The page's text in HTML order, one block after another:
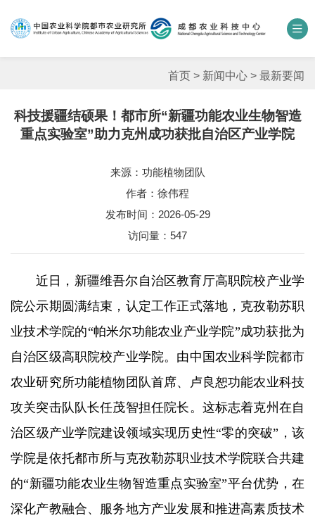
中国农业科学院 科研期刊
单位概况
合作交流
研究生培养
党建文化
农科研学
园区服务
首页 > 新闻中心 > 最新要闻
科技援疆结硕果！都市所“新疆功能农业生物智造
重点实验室”助力克州成功获批自治区产业学院
来源：功能植物团队
作者：徐伟程
发布时间：2026-05-29
访问量： 547
近日，新疆维吾尔自治区教育厅高职院校产业学
院公示期圆满结束，认定工作正式落地，克孜勒苏职
业技术学院的“帕米尔功能农业产业学院”成功获批为
自治区级高职院校产业学院。由中国农业科学院都市
农业研究所功能植物团队首席、卢良恕功能农业科技
攻关突击队队长任茂智担任院长。这标志着克州在自
治区级产业学院建设领域实现历史性“零的突破”，该
学院是依托都市所与克孜勒苏职业技术学院联合共建
的“新疆功能农业生物智造重点实验室”平台优势，在
深化产教融合、服务地方产业发展和推进高素质技术